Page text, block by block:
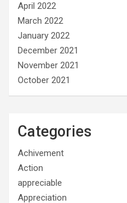
April 2022
March 2022
January 2022
December 2021
November 2021
October 2021
Categories
Achivement
Action
appreciable
Appreciation